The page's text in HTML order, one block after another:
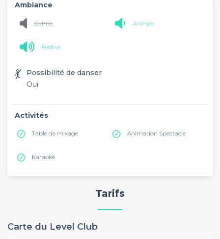
Ambiance
Calme Animée
Festive
💃
Possibilité de danser
Oui
Activités
Table de mixage Animation Spectacle
Karaoké
Tarifs
Carte du Level Club